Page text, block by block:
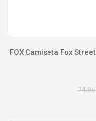
FOX Camiseta Fox
24,95